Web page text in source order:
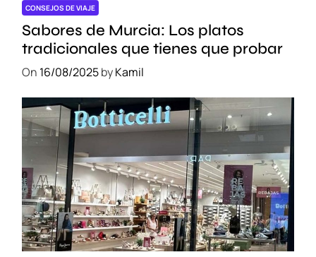
CONSEJOS DE VIAJE
Sabores de Murcia: Los platos
tradicionales que tienes que probar
On 16/08/2025byKamil